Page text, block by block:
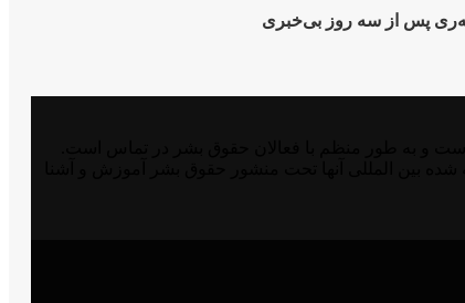
پس از سە روز بی‌خبری